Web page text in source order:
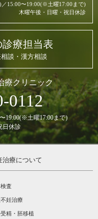
15:00〜19:00(※土曜17:00まで)
木曜午後・日曜・祝日休診
療担当表
談・漢方相談
療クリニック
0112
19:00(※土曜17:00まで)
日休診
治療について
査
妊治療
精・胚移植